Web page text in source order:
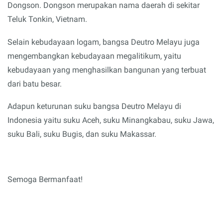
Dongson. Dongson merupakan nama daerah di sekitar
Teluk Tonkin, Vietnam.
Selain kebudayaan logam, bangsa Deutro Melayu juga
mengembangkan kebudayaan megalitikum, yaitu
kebudayaan yang menghasilkan bangunan yang terbuat
dari batu besar.
Adapun keturunan suku bangsa Deutro Melayu di
Indonesia yaitu suku Aceh, suku Minangkabau, suku Jawa,
suku Bali, suku Bugis, dan suku Makassar.
Semoga Bermanfaat!